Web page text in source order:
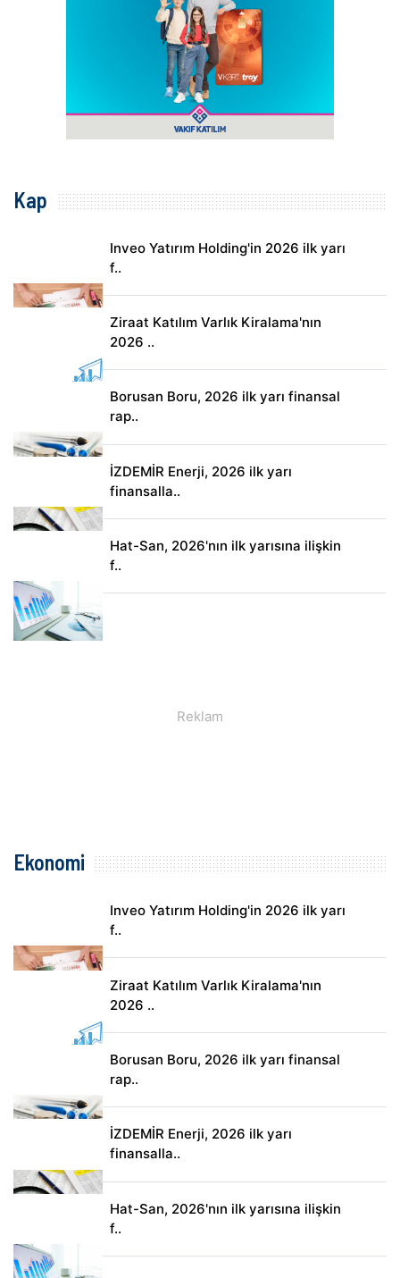
Kap
Inveo Yatırım Holding'in 2026 ilk yarı
f..
Ziraat Katılım Varlık Kiralama'nın
2026 ..
Borusan Boru, 2026 ilk yarı finansal
rap..
İZDEMİR Enerji, 2026 ilk yarı
finansalla..
Hat-San, 2026'nın ilk yarısına ilişkin
f..
Ekonomi
Inveo Yatırım Holding'in 2026 ilk yarı
f..
Ziraat Katılım Varlık Kiralama'nın
2026 ..
Borusan Boru, 2026 ilk yarı finansal
rap..
İZDEMİR Enerji, 2026 ilk yarı
finansalla..
Hat-San, 2026'nın ilk yarısına ilişkin
f..